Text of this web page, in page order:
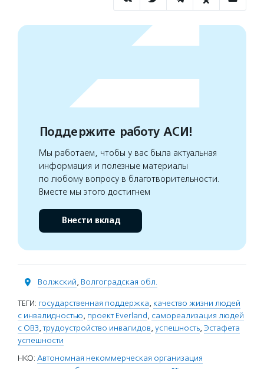
Поддержите работу АСИ!
Мы работаем, чтобы у вас была актуальная
информация и полезные материалы
по любому вопросу в благотворительности.
Вместе мы этого достигнем
Внести вклад
Волжский, Волгоградская обл.
ТЕГИ: государственная поддержка, качество жизни людей
с инвалидностью, проект Everland, самореализация людей
с ОВЗ,трудоустройство инвалидов, успешность, Эстафета
успешности
НКО: Автономная некоммерческая организация